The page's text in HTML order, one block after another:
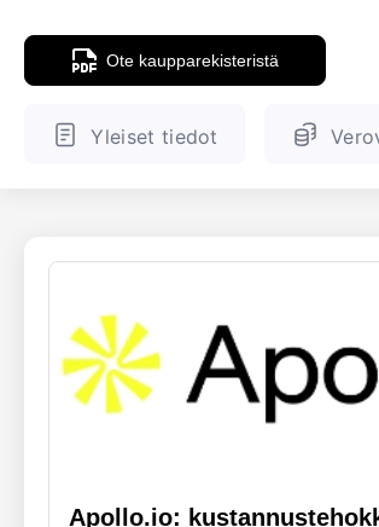
Tietopankki
ENGLANTI SUOMALAINEN
Ote kaupparekisteristä
Yleiset tiedot
Apollo.io: